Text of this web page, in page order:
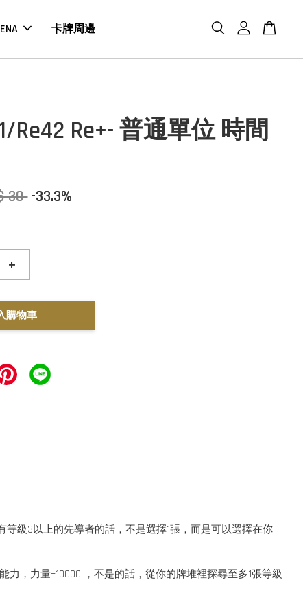
卡牌周邊
Re42 Re+- 普通單位 時間
30-33.3%
+
購物車
等級3以上的先導者的話，不是選擇1張，而是可以選擇在你
，力量+10000 ，不是的話，從你的牌堆裡探尋至多1張等級